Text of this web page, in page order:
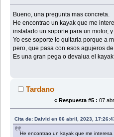
Bueno, una pregunta mas concreta.
He encontrao un kayak que me
instalado un soporte para un motor,
Yo ese soporte lo quitaria porque a
pero, que pasa con esos agujeros
Es una gran pega o devalua el
Tardano
« Respuesta #5 : 07
Cita de: Daivid en 06 abril, 2023,
He encontrao un kayak que me